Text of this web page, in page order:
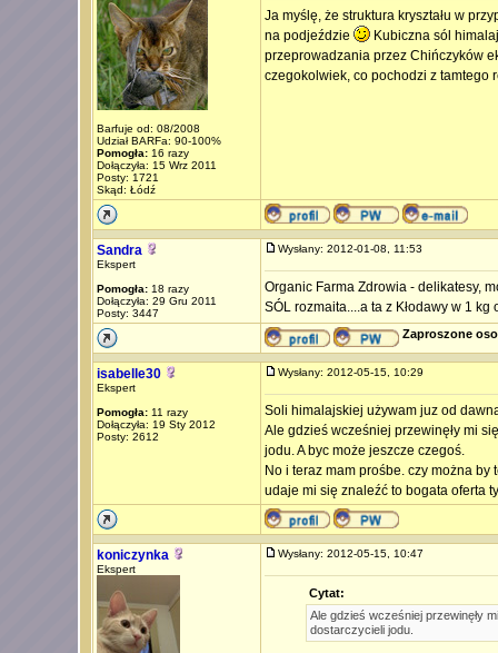
Barfuje od: 08/2008
Udział BARFa: 90-100%
Pomogła:16 razy
Dołączyła: 15 Wrz 2011
Posty: 1721
Skąd: Łódź
Ja myślę, że struktura kryształu w
na podjeździe
Kubiczna sól
przeprowadzania przez Chińczyków
czegokolwiek, co pochodzi z tamtego
Sandra
Ekspert
Pomogła:18 razy
Dołączyła: 29 Gru 2011
Posty: 3447
Wysłany: 2012-01-08, 11:53
Organic Farma Zdrowia - delikatesy,
SÓL rozmaita....a ta z Kłodawy w 1
Zaproszone
isabelle30
Ekspert
Pomogła:11 razy
Dołączyła: 19 Sty 2012
Posty: 2612
Wysłany: 2012-05-15, 10:29
Soli himalajskiej używam juz od
Ale gdzieś wcześniej przewinęły mi
jodu. A byc może jeszcze czegoś.
No i teraz mam prośbe. czy można
udaje mi się znaleźć to bogata oferta
koniczynka
Ekspert
Wysłany: 2012-05-15, 10:47
Cytat:
Ale gdzieś wcześniej przewinęły
dostarczycieli jodu.